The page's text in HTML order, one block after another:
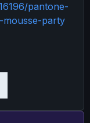
pantone-
party